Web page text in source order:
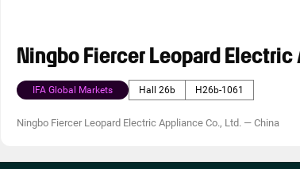
Ningbo Fiercer Leopard
IFA Global Markets Hall 26b H26b-1061
Ningbo Fiercer Leopard Electric Appliance Co., Ltd. — China